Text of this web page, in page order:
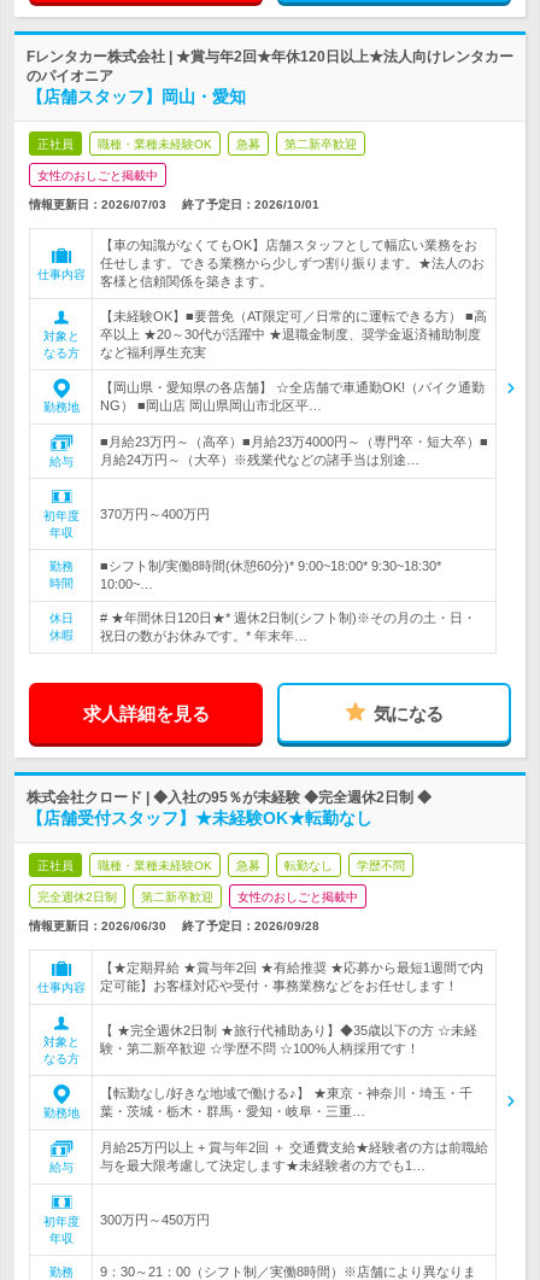
Fレンタカー株式会社 | ★賞与年2回★年休120日以上★法人向けレンタカー
のパイオニア
【店舗スタッフ】岡山・愛知
正社員 職種・業種未経験OK 急募 第二新卒歓迎
女性のおしごと掲載中
情報更新日：2026/07/03 終了予定日： 2026/10/01
仕事内容
【車の知識がなくてもOK】店舗スタッフとして幅広い業務をお
任せします。できる業務から少しずつ割り振ります。★法人のお
客様と信頼関係を築きます。
対象と
なる方
【未経験OK】■要普免（AT限定可／日常的に運転できる方） ■高
卒以上 ★20～30代が活躍中 ★退職金制度、奨学金返済補助制度
など福利厚生充実
勤務地
【岡山県・愛知県の各店舗】 ☆全店舗で車通勤OK!（バイク通勤
NG） ■岡山店 岡山県岡山市北区平…
給与
■月給23万円～（高卒）■月給23万4000円～（専門卒・短大卒）■
月給24万円～（大卒）※残業代などの諸手当は別途…
初年度
年収
370万円～400万円
勤務
時間
■シフト制/実働8時間(休憩60分)* 9:00~18:00* 9:30~18:30*
10:00~…
休日
休暇
# ★年間休日120日★* 週休2日制(シフト制)※その月の土・日・
祝日の数がお休みです。* 年末年…
求人詳細を見る 気になる
株式会社クロード | ◆入社の95％が未経験 ◆完全週休2日制 ◆
【店舗受付スタッフ】★未経験OK★転勤なし
正社員 職種・業種未経験OK 急募 転勤なし 学歴不問
完全週休2日制 第二新卒歓迎 女性のおしごと掲載中
情報更新日：2026/06/30 終了予定日： 2026/09/28
仕事内容
【★定期昇給 ★賞与年2回 ★有給推奨 ★応募から最短1週間で内
定可能】お客様対応や受付・事務業務などをお任せします！
対象と
なる方
【 ★完全週休2日制 ★旅行代補助あり】◆35歳以下の方 ☆未経
験・第二新卒歓迎 ☆学歴不問 ☆100%人柄採用です！
勤務地
【転勤なし/好きな地域で働ける♪】 ★東京・神奈川・埼玉・千
葉・茨城・栃木・群馬・愛知・岐阜・三重…
給与
月給25万円以上 + 賞与年2回 ＋ 交通費支給★経験者の方は前職給
与を最大限考慮して決定します★未経験者の方でも1…
初年度
年収
300万円～450万円
勤務
9：30～21：00（シフト制／実働8時間）※店舗により異なりま